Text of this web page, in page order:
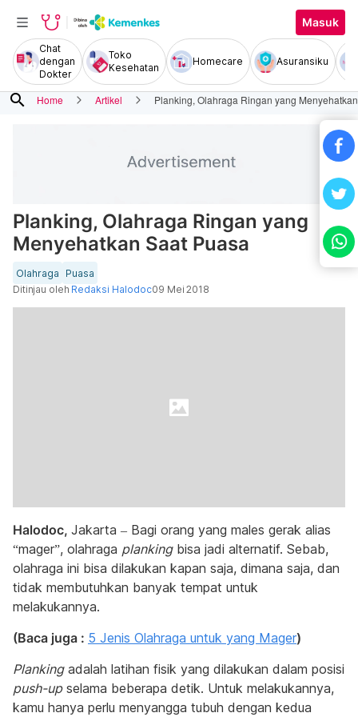
Masuk
Chat
dengan
Dokter
Toko
Kesehatan
Homecare Asuransiku
search Home Artikel Planking, Olahraga Ringan yang
Planking, Olahraga Ringan yang
Menyehatkan Saat Puasa
Olahraga
Puasa
Ditinjau oleh Redaksi Halodoc09 Mei 2018
Halodoc, Jakarta – Bagi orang yang males gerak alias
“mager”, olahraga plankingbisa jadi alternatif. Sebab,
olahraga ini bisa dilakukan kapan saja, dimana saja, dan
tidak membutuhkan banyak tempat untuk
melakukannya.
(Baca juga : 5 Jenis Olahraga untuk yang Mager)
Plankingadalah latihan fisik yang dilakukan dalam posisi
push-upselama beberapa detik. Untuk melakukannya,
kamu hanya perlu menyangga tubuh dengan kedua